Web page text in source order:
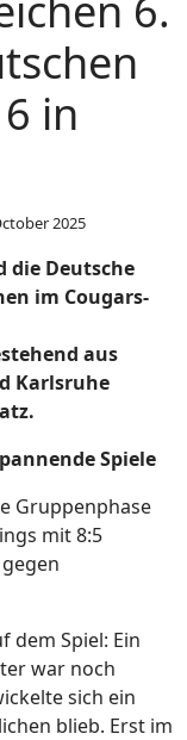
in
2025
die Deutsche
im Cougars-
aus
Karlsruhe
Spiele
Gruppenphase
mit 8:5
dem Spiel: Ein
war noch
sich ein
blieb. Erst im